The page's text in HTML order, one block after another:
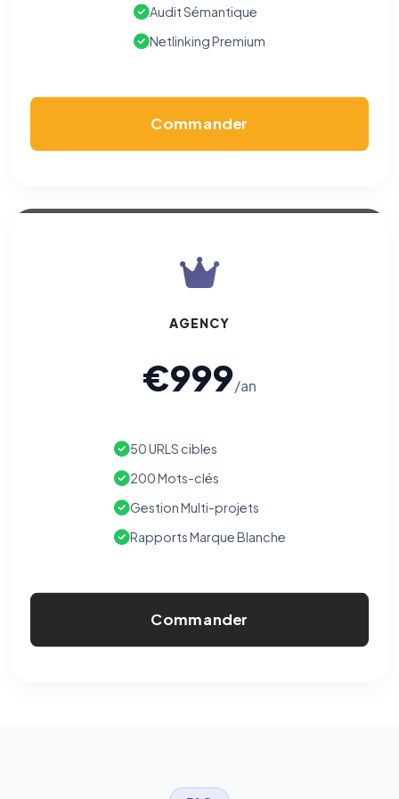
Audit Sémantique
Netlinking Premium
Commander
AGENCY
€999/an
50 URLS cibles
200 Mots-clés
Gestion Multi-projets
Rapports Marque Blanche
Commander